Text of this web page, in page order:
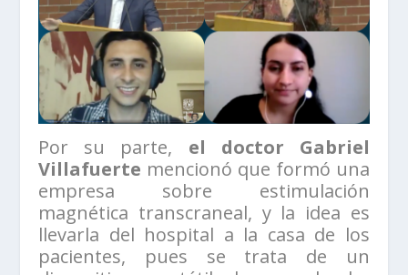
Por su parte, el doctor Gabriel
Villafuerte mencionó que formó una
empresa sobre estimulación
magnética transcraneal, y la idea es
llevarla del hospital a la casa de los
pacientes, pues se trata de un